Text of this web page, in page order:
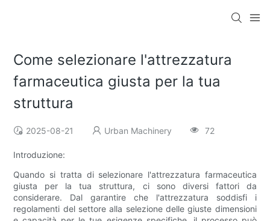
Come selezionare l'attrezzatura
farmaceutica giusta per la tua
struttura
2025-08-21 Urban Machinery 72
Introduzione:
Quando si tratta di selezionare l'attrezzatura farmaceutica
giusta per la tua struttura, ci sono diversi fattori da
considerare. Dal garantire che l'attrezzatura soddisfi i
regolamenti del settore alla selezione delle giuste dimensioni